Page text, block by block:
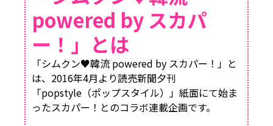
powered by スカパ
ー！」とは
「シムクン♥韓流 powered by スカパー！」と
は、2016年4月より読売新聞夕刊
「popstyle（ポップスタイル）」紙面にて始ま
ったスカパー！とのコラボ連載企画です。